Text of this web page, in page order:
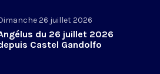
26 juillet 2026
du 26 juillet 2026
Castel Gandolfo